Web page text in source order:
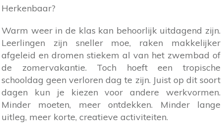
Herkenbaar?
Warm weer in de klas kan behoorlijk uitdagend zijn.
Leerlingen zijn sneller moe, raken makkelijker
afgeleid en dromen stiekem al van het zwembad of
de zomervakantie. Toch hoeft een tropische
schooldag geen verloren dag te zijn. Juist op dit soort
dagen kun je kiezen voor andere werkvormen.
Minder moeten, meer ontdekken. Minder lange
uitleg, meer korte, creatieve activiteiten.